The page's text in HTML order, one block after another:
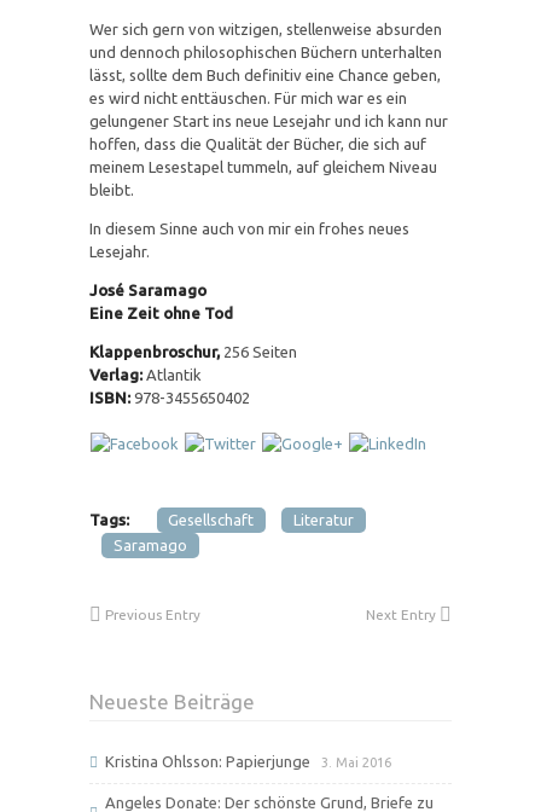
Wer sich gern von witzigen, stellenweise absurden
und dennoch philosophischen Büchern unterhalten
lässt, sollte dem Buch definitiv eine Chance geben,
es wird nicht enttäuschen. Für mich war es ein
gelungener Start ins neue Lesejahr und ich kann nur
hoffen, dass die Qualität der Bücher, die sich auf
meinem Lesestapel tummeln, auf gleichem Niveau
bleibt.
In diesem Sinne auch von mir ein frohes neues
Lesejahr.
José Saramago
Eine Zeit ohne Tod
Klappenbroschur, 256 Seiten
Verlag: Atlantik
ISBN: 978-3455650402
Tags: Gesellschaft
Literatur
Saramago
Previous Entry Next Entry
Neueste Beiträge
Kristina Ohlsson: Papierjunge 3. Mai 2016
Angeles Donate: Der schönste Grund, Briefe zu